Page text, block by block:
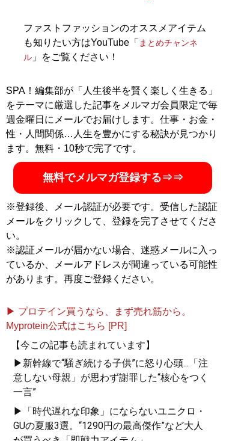
でオシャレ初心者にもわかりやすいファッション情報を
配信中！
記事一覧へ
ファストファッションのオススメアイテム
も知りたい方はYouTube「 まとめチャンネ
ル」をご覧ください！
SPA！編集部が「人生後半を賢く楽しく生きる」
をテーマに厳選した記事をメルマガ会員限定で毎
週金曜日にメールでお届けします。仕事・お金・
性・人間関係…人生を豊かにする秘訣が見つかり
ます。無料・10秒で完了です。
無料でメルマガ登録する⇒⇒
※登録後、メール認証が必要です。受信した認証
メールをクリックして、登録を完了させてくださ
い。
※認証メールが届かない場合、迷惑メールに入っ
ているか、メールアドレスが間違っている可能性
があります。再度ご登録ください。
▶ プロテイン買うなら、まず売れ筋から。
Myprotein公式はこちら [PR]
【今この記事も読まれています】
▶新幹線で“騒ぎ続ける子供”に怒り心頭...「注
意しない母親」が思わず謝罪した“核心をつく
一言”
▶「時代遅れな印象」にならないユニクロ・
GUの夏服3選。“1290円の最高傑作”など大人